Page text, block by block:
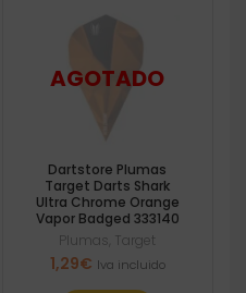
Dartstore Plumas
Target Darts Shark
Ultra Chrome Orange
Vapor Badged 333140
Plumas Target
1,29€ Iva incluido